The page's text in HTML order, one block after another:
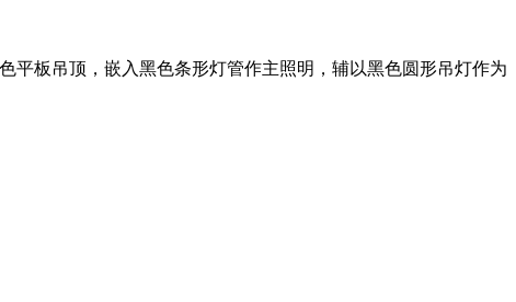
平板吊顶，嵌入黑色条形灯管作主照明，辅以黑色圆形吊灯作为